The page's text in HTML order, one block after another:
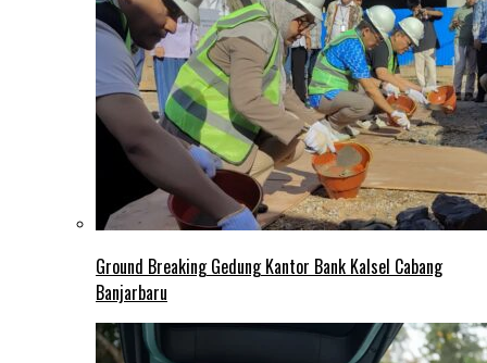
Ground Breaking Gedung Kantor Bank Kalsel Cabang
Banjarbaru